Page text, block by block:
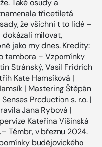
Také osudy a
třicetiletá
že všichni tito lidé –
dokázali milovat,
jako my dnes. Kredity:
tambora – Vzpomínky
Stránský, Vasil Fridrich
Kate Hamsíková |
| Mastering Štěpán
Production s. r.o. |
Jana Rybová |
Kateřina Višinská
Témbr, v březnu 2024.
budějovického